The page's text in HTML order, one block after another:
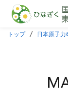
本文に飛ぶ
トップ 日本原子